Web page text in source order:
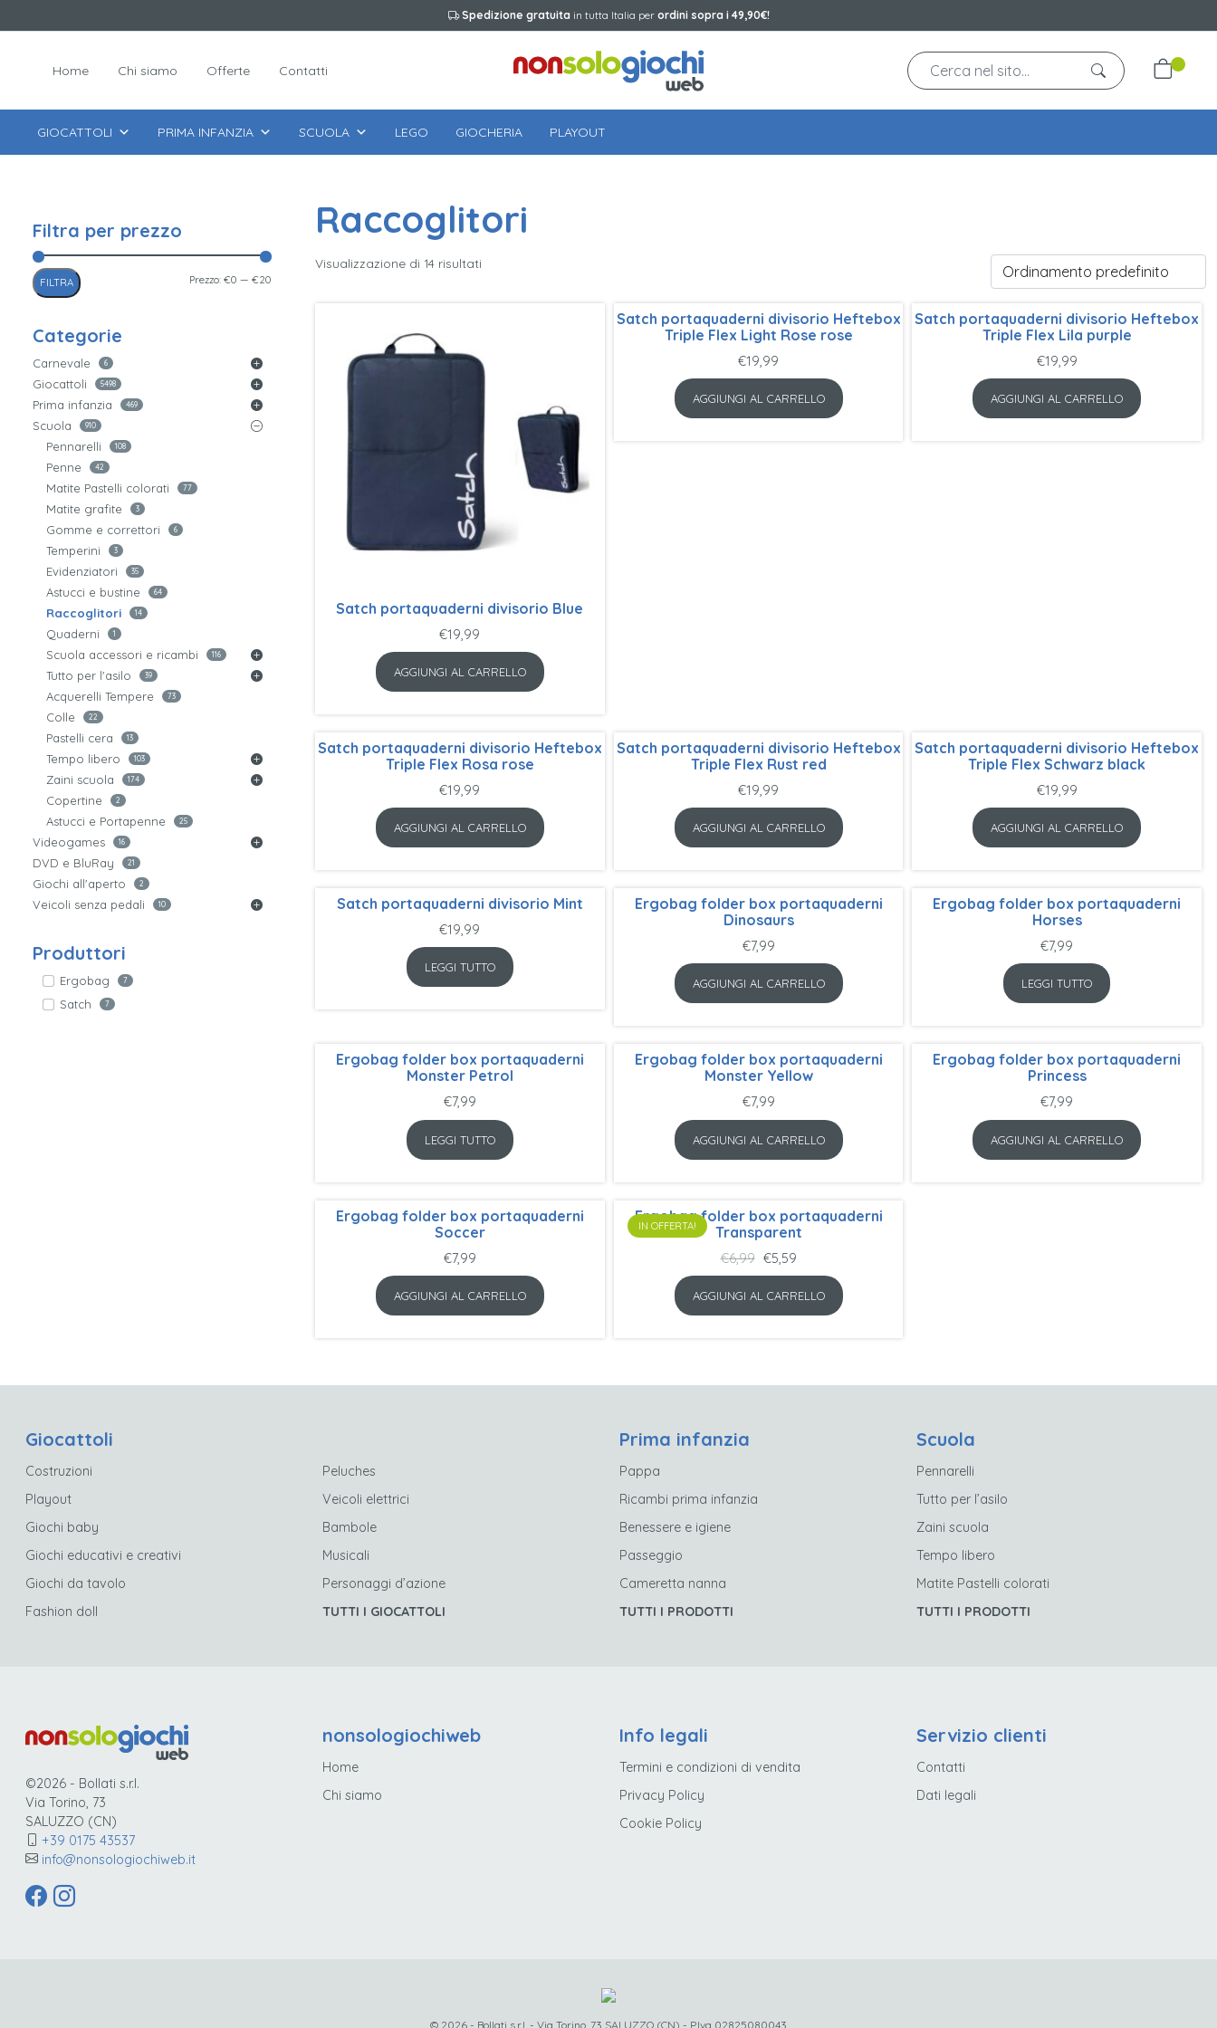
Spedizione gratuita in tutta Italia per ordini sopra i 49,90€!
Home Chi siamo Offerte Contatti
GIOCATTOLI PRIMA INFANZIA SCUOLA LEGO GIOCHERIA PLAYOUT
Filtra per prezzo
FILTRA Prezzo: €0 — €20
Categorie
Carnevale 6
Giocattoli 5498
Prima infanzia 469
Scuola 910
Pennarelli 108
Penne 42
Matite Pastelli colorati 77
Matite grafite 3
Gomme e correttori 6
Temperini 3
Evidenziatori 35
Astucci e bustine 64
Raccoglitori 14
Quaderni 1
Scuola accessori e ricambi 116
Tutto per l'asilo 39
Acquerelli Tempere 73
Colle 22
Pastelli cera 13
Tempo libero 103
Zaini scuola 174
Copertine 2
Astucci e Portapenne 25
Videogames 16
DVD e BluRay 21
Giochi all'aperto 2
Veicoli senza pedali 10
Produttori
Ergobag 7
Satch 7
Raccoglitori
Visualizzazione di 14 risultati
Satch portaquaderni divisorio Blue
€19,99
AGGIUNGI AL CARRELLO
Satch portaquaderni divisorio Heftebox
Triple Flex Light Rose rose
€19,99
AGGIUNGI AL CARRELLO
Satch portaquaderni divisorio Heftebox
Triple Flex Lila purple
€19,99
AGGIUNGI AL CARRELLO
Satch portaquaderni divisorio Heftebox
Triple Flex Rosa rose
€19,99
AGGIUNGI AL CARRELLO
Satch portaquaderni divisorio Heftebox
Triple Flex Rust red
€19,99
AGGIUNGI AL CARRELLO
Satch portaquaderni divisorio Heftebox
Triple Flex Schwarz black
€19,99
AGGIUNGI AL CARRELLO
Satch portaquaderni divisorio Mint
€19,99
LEGGI TUTTO
Ergobag folder box portaquaderni
Dinosaurs
€7,99
AGGIUNGI AL CARRELLO
Ergobag folder box portaquaderni
Horses
€7,99
LEGGI TUTTO
Ergobag folder box portaquaderni
Monster Petrol
€7,99
LEGGI TUTTO
Ergobag folder box portaquaderni
Monster Yellow
€7,99
AGGIUNGI AL CARRELLO
Ergobag folder box portaquaderni
Princess
€7,99
AGGIUNGI AL CARRELLO
Ergobag folder box portaquaderni
Soccer
€7,99
AGGIUNGI AL CARRELLO
IN OFFERTA!
Ergobag folder box portaquaderni
Transparent
€6,99 Il
prezzo
originale
€5,59Il
prezzo
attuale
AGGIUNGI AL CARRELLO
Giocattoli
Costruzioni
Playout
Giochi baby
Giochi educativi e creativi
Giochi da tavolo
Fashion doll
Peluches
Veicoli elettrici
Bambole
Musicali
Personaggi d’azione
TUTTI I GIOCATTOLI
Prima infanzia
Pappa
Ricambi prima infanzia
Benessere e igiene
Passeggio
Cameretta nanna
TUTTI I PRODOTTI
Scuola
Pennarelli
Tutto per l’asilo
Zaini scuola
Tempo libero
Matite Pastelli colorati
TUTTI I PRODOTTI
©2026 - Bollati s.r.l.
Via Torino, 73
SALUZZO (CN)
+39 0175 43537
info@nonsologiochiweb.it
nonsologiochiweb
Home
Chi siamo
Info legali
Termini e condizioni di vendita
Privacy Policy
Cookie Policy
Servizio clienti
Contatti
Dati legali
© 2026 - Bollati s.r.l. - Via Torino, 73 SALUZZO (CN) - P.Iva 02825080043